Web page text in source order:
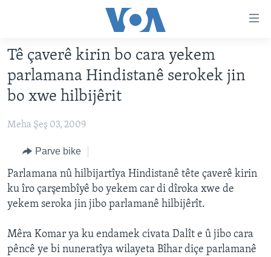
Yekser
here
naveroka
serekî
here
serekî
Yekser
here
Lêgerînê
DESTPÊK
NÛÇE
FOTO GALERÎ
RADYO
HEVPEYVÎN
HERÊMÊN KURDAN
AMERÎKA
TIRKÎYE
SÛRÎYE
ÎRAQ
ROJHILATA NAVÎN
Tê çaverê kirin bo cara yekem
parlamana Hindistanê serokek jin
bo xwe hilbijêrit
Meha Şeş 03, 2009
Parve bike
Parlamana nû hilbijartîya Hindistanê tête çaverê kirin
ku îro çarşembîyê bo yekem car di dîroka xwe de
yekem seroka jin jibo parlamanê hilbijêrît.
Mêra Komar ya ku endamek civata Dalît e û jibo cara
pêncê ye bi nuneratîya wilayeta Bîhar diçe parlamanê